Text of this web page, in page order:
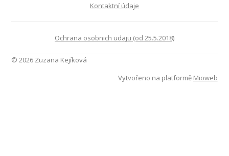
Kontaktní údaje
Ochrana osobnich udaju (od 25.5.2018)
© 2026 Zuzana Kejíková
Vytvořeno na platformě Mioweb